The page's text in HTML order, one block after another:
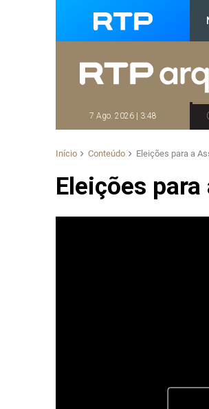
7 Ago. 2026 | 3:48
Início Conteúdo Eleições para a
Eleições